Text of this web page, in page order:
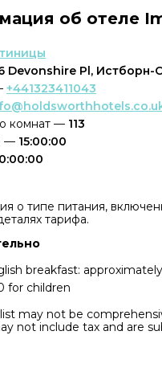
об отеле
Devonshire Pl, Истборн-
+441323411043
комнат — 113
— 15:00:00
о типе питания,
тарифа.
breakfast:
for children
may not be
not include tax and are